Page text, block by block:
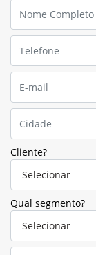
Cliente?
Qual segmento?